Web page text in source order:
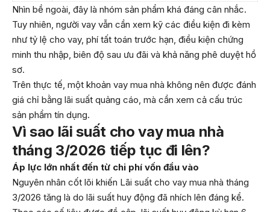
Nhìn bề ngoài, đây là nhóm sản phẩm khá đáng cân nhắc.
Tuy nhiên, người vay vẫn cần xem kỹ các điều kiện đi kèm
như tỷ lệ cho vay, phí tất toán trước hạn, điều kiện chứng
minh thu nhập, biên độ sau ưu đãi và khả năng phê duyệt hồ
sơ.
Trên thực tế, một khoản vay mua nhà không nên được đánh
giá chỉ bằng lãi suất quảng cáo, mà cần xem cả cấu trúc
sản phẩm tín dụng.
Vì sao lãi suất cho vay mua nhà
tháng 3/2026 tiếp tục đi lên?
Áp lực lớn nhất đến từ chi phí vốn đầu vào
Nguyên nhân cốt lõi khiến Lãi suất cho vay mua nhà tháng
3/2026 tăng là do lãi suất huy động đã nhích lên đáng kể.